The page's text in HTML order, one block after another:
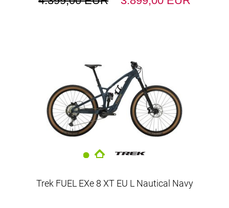
Trek FUEL EXe 8 XT EU L Nautical Navy